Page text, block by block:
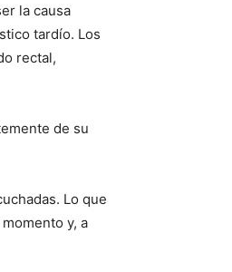
la causa
tardío. Los
rectal,
de su
Lo que
y, a